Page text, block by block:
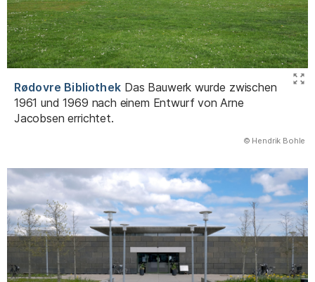
Rødovre Bibliothek Das Bauwerk wurde zwischen
1961 und 1969 nach einem Entwurf von Arne
Jacobsen errichtet.
© Hendrik Bohle